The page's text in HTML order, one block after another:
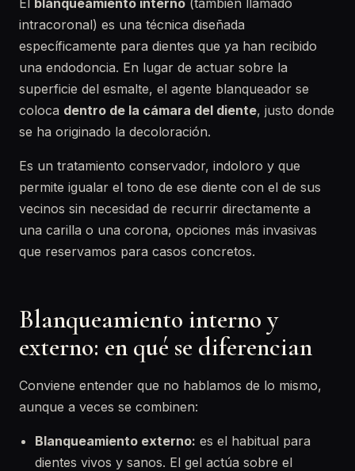
El blanqueamiento interno (también llamado
intracoronal) es una técnica diseñada
específicamente para dientes que ya han recibido
una endodoncia. En lugar de actuar sobre la
superficie del esmalte, el agente blanqueador se
coloca dentro de la cámara del diente, justo donde
se ha originado la decoloración.
Es un tratamiento conservador, indoloro y que
permite igualar el tono de ese diente con el de sus
vecinos sin necesidad de recurrir directamente a
una carilla o una corona, opciones más invasivas
que reservamos para casos concretos.
Blanqueamiento interno y
externo: en qué se diferencian
Conviene entender que no hablamos de lo mismo,
aunque a veces se combinen:
Blanqueamiento externo: es el habitual para
dientes vivos y sanos. El gel actúa sobre el